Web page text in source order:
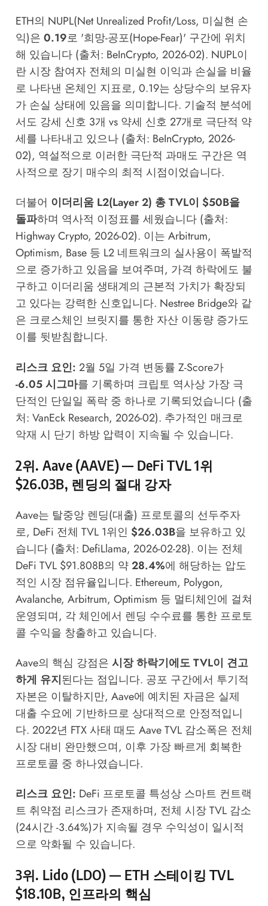
ETH의 NUPL(Net Unrealized Profit/Loss, 미실현 손
익)은 0.19로 '희망-공포(Hope-Fear)' 구간에 위치
해 있습니다 (출처: BeInCrypto, 2026-02). NUPL이
란 시장 참여자 전체의 미실현 이익과 손실을 비율
로 나타낸 온체인 지표로, 0.19는 상당수의 보유자
가 손실 상태에 있음을 의미합니다. 기술적 분석에
서도 강세 신호 3개 vs 약세 신호 27개로 극단적 약
세를 나타내고 있으나 (출처: BeInCrypto, 2026-
02), 역설적으로 이러한 극단적 과매도 구간은 역
사적으로 장기 매수의 최적 시점이었습니다.
더불어 이더리움 L2(Layer 2) 총 TVL이 $50B을
돌파하며 역사적 이정표를 세웠습니다 (출처:
Highway Crypto, 2026-02). 이는 Arbitrum,
Optimism, Base 등 L2 네트워크의 실사용이 폭발적
으로 증가하고 있음을 보여주며, 가격 하락에도 불
구하고 이더리움 생태계의 근본적 가치가 확장되
고 있다는 강력한 신호입니다. Nestree Bridge와 같
은 크로스체인 브릿지를 통한 자산 이동량 증가도
이를 뒷받침합니다.
리스크 요인: 2월 5일 가격 변동률 Z-Score가
-6.05 시그마를 기록하며 크립토 역사상 가장 극
단적인 단일일 폭락 중 하나로 기록되었습니다 (출
처: VanEck Research, 2026-02). 추가적인 매크로
악재 시 단기 하방 압력이 지속될 수 있습니다.
2위. Aave (AAVE) — DeFi TVL 1위
$26.03B, 렌딩의 절대 강자
Aave는 탈중앙 렌딩(대출) 프로토콜의 선두주자
로, DeFi 전체 TVL 1위인 $26.03B을 보유하고 있
습니다 (출처: DefiLlama, 2026-02-28). 이는 전체
DeFi TVL $91.808B의 약28.4%에 해당하는 압도
적인 시장 점유율입니다. Ethereum, Polygon,
Avalanche, Arbitrum, Optimism 등 멀티체인에 걸쳐
운영되며, 각 체인에서 렌딩 수수료를 통한 프로토
콜 수익을 창출하고 있습니다.
Aave의 핵심 강점은 시장 하락기에도 TVL이 견고
하게 유지된다는 점입니다. 공포 구간에서 투기적
자본은 이탈하지만, Aave에 예치된 자금은 실제
대출 수요에 기반하므로 상대적으로 안정적입니
다. 2022년 FTX 사태 때도 Aave TVL 감소폭은 전체
시장 대비 완만했으며, 이후 가장 빠르게 회복한
프로토콜 중 하나였습니다.
리스크 요인: DeFi 프로토콜 특성상 스마트 컨트랙
트 취약점 리스크가 존재하며, 전체 시장 TVL 감소
(24시간 -3.64%)가 지속될 경우 수익성이 일시적
으로 악화될 수 있습니다.
3위. Lido (LDO) — ETH 스테이킹 TVL
$18.10B, 인프라의 핵심